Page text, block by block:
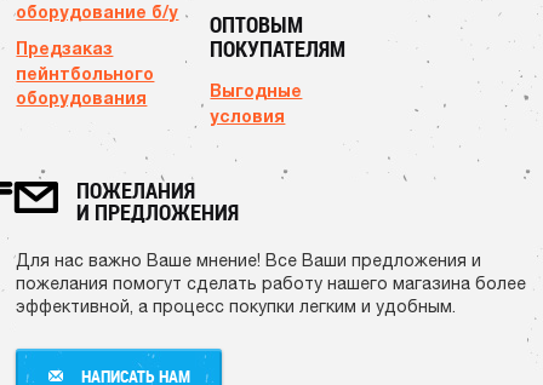
оборудование б/у
Предзаказ
пейнтбольного
оборудования
ОПТОВЫМ
ПОКУПАТЕЛЯМ
Выгодные
условия
ПОЖЕЛАНИЯ
И ПРЕДЛОЖЕНИЯ
Для нас важно Ваше мнение! Все Ваши предложения и
пожелания помогут сделать работу нашего магазина более
эффективной, а процесс покупки легким и удобным.
НАПИСАТЬ НАМ